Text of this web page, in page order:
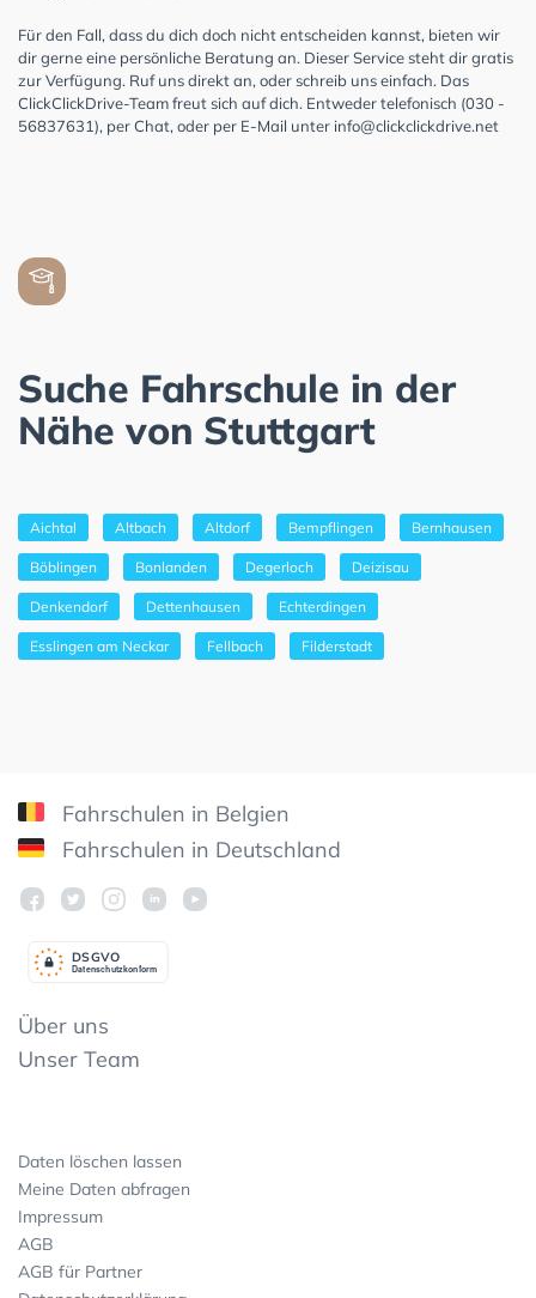
Für den Fall, dass du dich doch nicht entscheiden kannst, bieten wir
dir gerne eine persönliche Beratung an. Dieser Service steht dir gratis
zur Verfügung. Ruf uns direkt an, oder schreib uns einfach. Das
ClickClickDrive-Team freut sich auf dich. Entweder telefonisch (030 -
56837631), per Chat, oder per E-Mail unter info@clickclickdrive.net
Suche Fahrschule in der
Nähe von Stuttgart
Aichtal Altbach Altdorf Bempflingen Bernhausen
Böblingen Bonlanden Degerloch Deizisau
Denkendorf Dettenhausen Echterdingen
Esslingen am Neckar Fellbach Filderstadt
Fahrschulen in Belgien
Fahrschulen in Deutschland
Datenschutzkonform
DSGVO
Über uns
Unser Team
Daten löschen lassen
Meine Daten abfragen
Impressum
AGB
AGB für Partner